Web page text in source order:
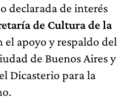
declarada de interés
de Cultura de la
el apoyo y respaldo del
de Buenos Aires y
Dicasterio para la